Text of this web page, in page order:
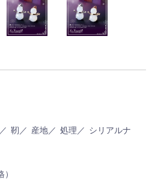
靭／ 産地／ 処理／ シリアルナ